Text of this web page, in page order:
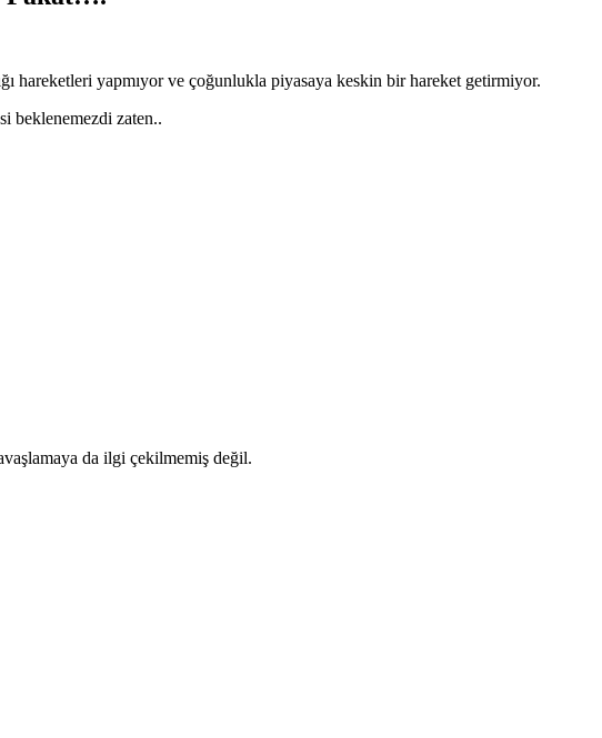
hareketleri yapmıyor ve çoğunlukla piyasaya keskin bir hareket getirmiyor.
beklenemezdi zaten..
da ilgi çekilmemiş değil.